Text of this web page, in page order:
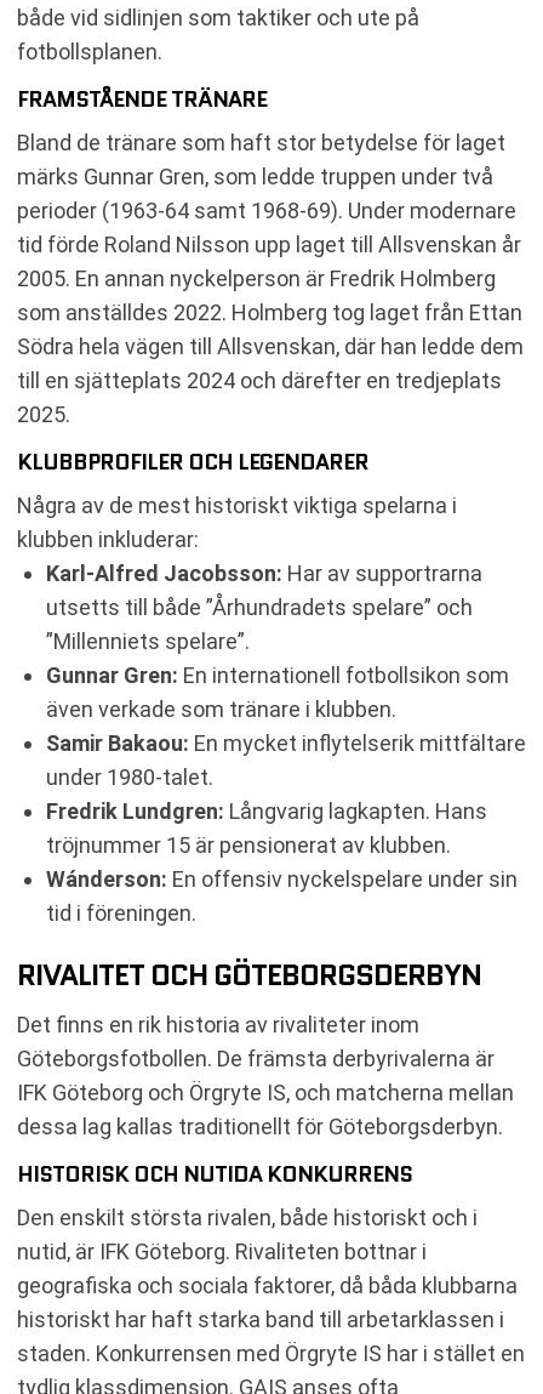
både vid sidlinjen som taktiker och ute på
fotbollsplanen.
FRAMSTÅENDE TRÄNARE
Bland de tränare som haft stor betydelse för laget
märks Gunnar Gren, som ledde truppen under två
perioder (1963-64 samt 1968-69). Under modernare
tid förde Roland Nilsson upp laget till Allsvenskan år
2005. En annan nyckelperson är Fredrik Holmberg
som anställdes 2022. Holmberg tog laget från Ettan
Södra hela vägen till Allsvenskan, där han ledde dem
till en sjätteplats 2024 och därefter en tredjeplats
2025.
KLUBBPROFILER OCH LEGENDARER
Några av de mest historiskt viktiga spelarna i
klubben inkluderar:
Karl-Alfred Jacobsson: Har av supportrarna
utsetts till både ”Århundradets spelare” och
”Millenniets spelare”.
Gunnar Gren: En internationell fotbollsikon som
även verkade som tränare i klubben.
Samir Bakaou: En mycket inflytelserik mittfältare
under 1980-talet.
Fredrik Lundgren: Långvarig lagkapten. Hans
tröjnummer 15 är pensionerat av klubben.
Wánderson: En offensiv nyckelspelare under sin
tid i föreningen.
RIVALITET OCH GÖTEBORGSDERBYN
Det finns en rik historia av rivaliteter inom
Göteborgsfotbollen. De främsta derbyrivalerna är
IFK Göteborg och Örgryte IS, och matcherna mellan
dessa lag kallas traditionellt för Göteborgsderbyn.
HISTORISK OCH NUTIDA KONKURRENS
Den enskilt största rivalen, både historiskt och i
nutid, är IFK Göteborg. Rivaliteten bottnar i
geografiska och sociala faktorer, då båda klubbarna
historiskt har haft starka band till arbetarklassen i
staden. Konkurrensen med Örgryte IS har i stället en
tydlig klassdimension. GAIS anses ofta